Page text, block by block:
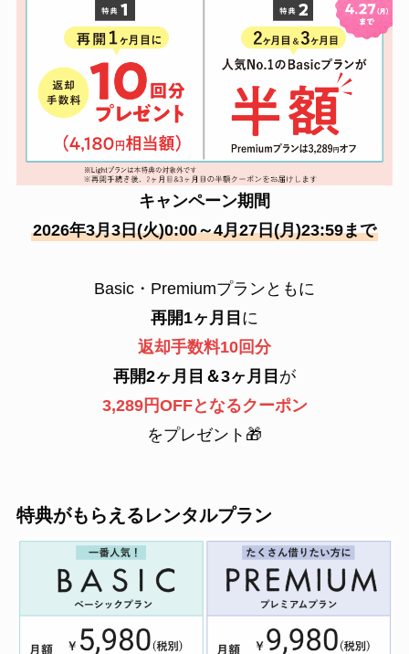
キャンペーン期間
2026年3月3日(火)0:00～4月27日(月)23:59まで
Basic・Premiumプランともに
再開1ヶ月目 に
返却手数料10回分
再開2ヶ月目＆3ヶ月目 が
3,289円OFFとなるクーポン
をプレゼント🎁
特典がもらえるレンタルプラン